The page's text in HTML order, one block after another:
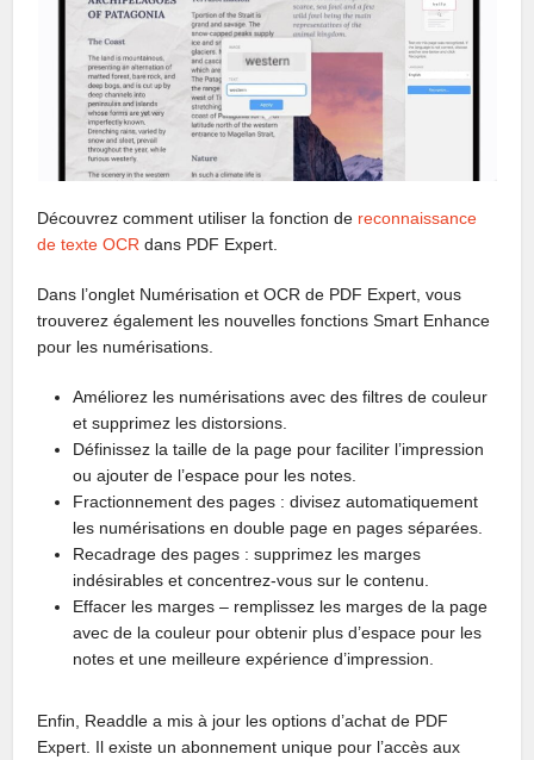
Découvrez comment utiliser la fonction de reconnaissance
de texte OCR dans PDF Expert.
Dans l’onglet Numérisation et OCR de PDF Expert, vous
trouverez également les nouvelles fonctions Smart Enhance
pour les numérisations.
Améliorez les numérisations avec des filtres de couleur
et supprimez les distorsions.
Définissez la taille de la page pour faciliter l’impression
ou ajouter de l’espace pour les notes.
Fractionnement des pages : divisez automatiquement
les numérisations en double page en pages séparées.
Recadrage des pages : supprimez les marges
indésirables et concentrez-vous sur le contenu.
Effacer les marges – remplissez les marges de la page
avec de la couleur pour obtenir plus d’espace pour les
notes et une meilleure expérience d’impression.
Enfin, Readdle a mis à jour les options d’achat de PDF
Expert. Il existe un abonnement unique pour l’accès aux